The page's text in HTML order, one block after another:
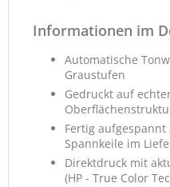
Informationen im
Automatische
Graustufen
Gedruckt auf
Fertig aufgespannt
Spannkeile im
Direktdruck mit
(HP - True Color